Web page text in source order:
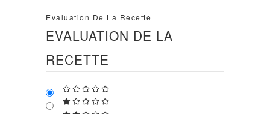
Evaluation De La Recette
EVALUATION DE LA
RECETTE